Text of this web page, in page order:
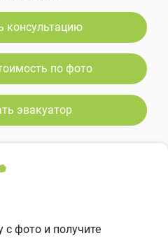
консультацию
по фото
эвакуатор
с фото и получите